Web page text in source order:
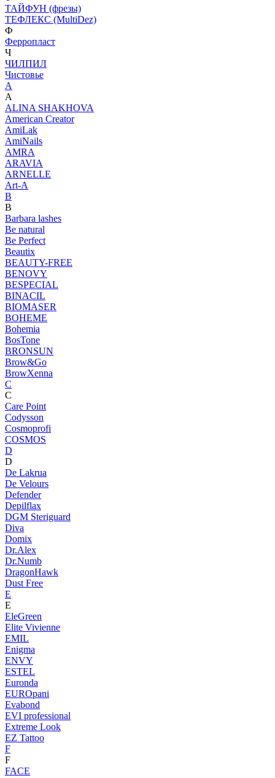
ТАЙФУН (фрезы)
ТЕФЛЕКС (MultiDez)
Ф
Ферропласт
Ч
ЧИЛПИЛ
Чистовье
A
A
ALINA SHAKHOVA
American Creator
AmiLak
AmiNails
AMRA
ARAVIA
ARNELLE
Art-A
B
B
Barbara lashes
Be natural
Be Perfect
Beautix
BEAUTY-FREE
BENOVY
BESPECIAL
BINACIL
BIOMASER
BOHEME
Bohemia
BosTone
BRONSUN
Brow&Go
BrowXenna
C
C
Care Point
Codysson
Cosmoprofi
COSMOS
D
D
De Lakrua
De Velours
Defender
Depilflax
DGM Steriguard
Diva
Domix
Dr.Alex
Dr.Numb
DragonHawk
Dust Free
E
E
EleGreen
Elite Vivienne
EMIL
Enigma
ENVY
ESTEL
Euronda
EUROpani
Evabond
EVI professional
Extreme Look
EZ Tattoo
F
F
FACE